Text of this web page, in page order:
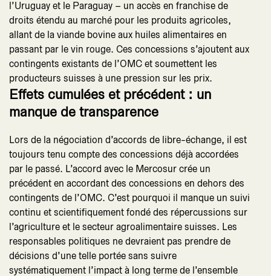
l’Uruguay et le Paraguay – un accès en franchise de
droits étendu au marché pour les produits agricoles,
allant de la viande bovine aux huiles alimentaires en
passant par le vin rouge. Ces concessions s’ajoutent aux
contingents existants de l’OMC et soumettent les
producteurs suisses à une pression sur les prix.
Effets cumulées et précédent : un
manque de transparence
Lors de la négociation d’accords de libre-échange, il est
toujours tenu compte des concessions déjà accordées
par le passé. L’accord avec le Mercosur crée un
précédent en accordant des concessions en dehors des
contingents de l’OMC. C’est pourquoi il manque un suivi
continu et scientifiquement fondé des répercussions sur
l’agriculture et le secteur agroalimentaire suisses. Les
responsables politiques ne devraient pas prendre de
décisions d’une telle portée sans suivre
systématiquement l’impact à long terme de l’ensemble